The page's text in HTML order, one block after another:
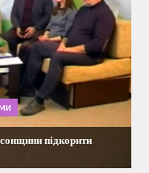
підкорити